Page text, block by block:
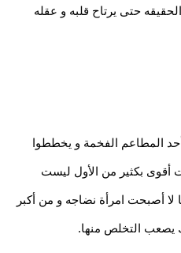
حتى يرتاح قلبه و عقله
المطاعم الفخمة و يخططوا
أقوى بكثير من الأول ليست
أصبحت امرأة نضاجه و من أكبر
يصعب التخلص منها.